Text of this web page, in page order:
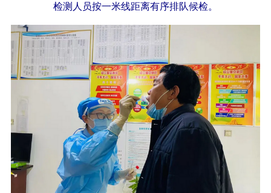
检测人员按一米线距离有序排队候检。